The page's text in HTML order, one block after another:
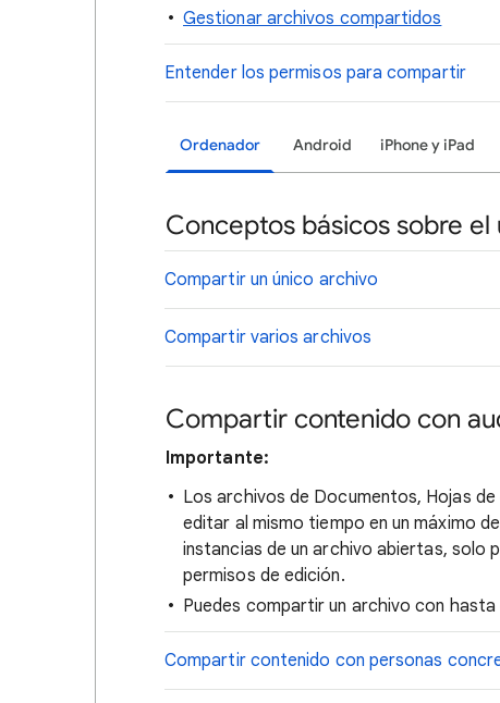
Gestionar archivos compartidos
Entender los permisos para compartir
Ordenador Android iPhone y iPad
Conceptos básicos sobre
Compartir un único archivo
Compartir varios archivos
Compartir contenido con
Importante:
Los archivos de Documentos, Hojas
editar al mismo tiempo en un máximo
instancias de un archivo abiertas, solo
permisos de edición.
Puedes compartir un archivo con
Compartir contenido con personas